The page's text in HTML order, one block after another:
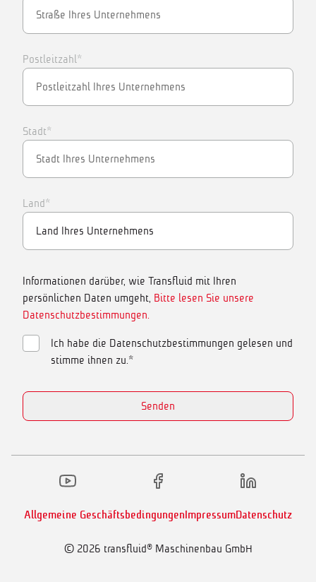
Postleitzahl*
Stadt*
Land*
Informationen darüber, wie Transfluid mit Ihren
persönlichen Daten umgeht, Bitte lesen Sie unsere
Datenschutzbestimmungen.
Ich habe die Datenschutzbestimmungen gelesen und
stimme ihnen zu.*
Senden
Allgemeine GeschäftsbedingungenImpressumDatenschutz
© 2026 transfluid® Maschinenbau GmbH